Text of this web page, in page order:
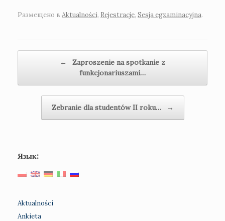
Размещено в Aktualności, Rejestracje, Sesja egzaminacyjna.
←
Zaproszenie na spotkanie z
funkcjonariuszami…
Zebranie dla studentów II roku… →
Язык:
Aktualności
Ankieta